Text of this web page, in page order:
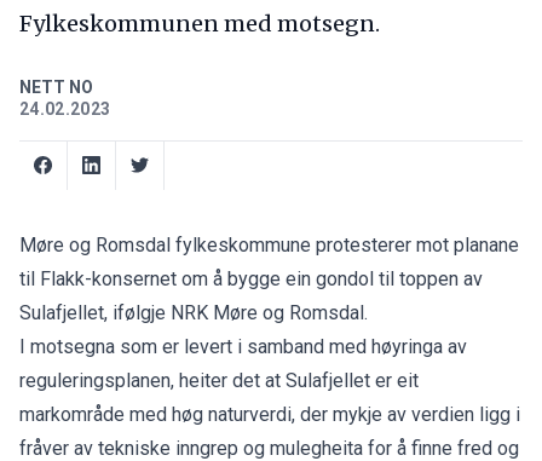
Fylkeskommunen med motsegn.
NETT NO
24.02.2023
Møre og Romsdal fylkeskommune protesterer mot planane
til Flakk-konsernet om å bygge ein gondol til toppen av
Sulafjellet, ifølgje NRK Møre og Romsdal.
I motsegna som er levert i samband med høyringa av
reguleringsplanen, heiter det at Sulafjellet er eit
markområde med høg naturverdi, der mykje av verdien ligg i
fråver av tekniske inngrep og mulegheita for å finne fred og